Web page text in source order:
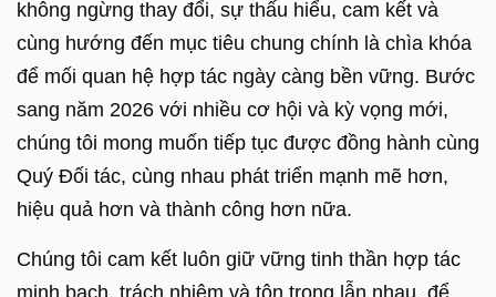
không ngừng thay đổi, sự thấu hiểu, cam kết và
cùng hướng đến mục tiêu chung chính là chìa khóa
để mối quan hệ hợp tác ngày càng bền vững. Bước
sang năm 2026 với nhiều cơ hội và kỳ vọng mới,
chúng tôi mong muốn tiếp tục được đồng hành cùng
Quý Đối tác, cùng nhau phát triển mạnh mẽ hơn,
hiệu quả hơn và thành công hơn nữa.
Chúng tôi cam kết luôn giữ vững tinh thần hợp tác
minh bạch, trách nhiệm và tôn trọng lẫn nhau, để